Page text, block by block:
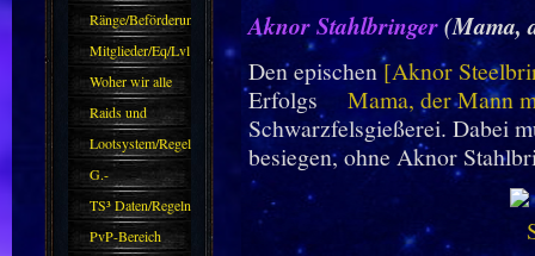
Ränge/Beförderungen
Mitglieder/Eq/Lvl
Woher wir alle
kommen.
Raids und
Zubehör
Lootsystem/Regeln
G.-
Sparkasse/Goldleihen
TS³ Daten/Regeln
PvP-Bereich
Aknor Stahlbringer(Mama,
Den epischen[Aknor
Erfolgs
Mama, der Mann
Schwarzfelsgießerei. Dabei
besiegen, ohne Aknor